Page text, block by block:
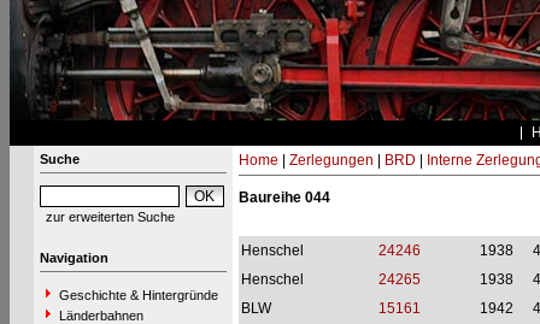
Suche
zur erweiterten Suche
Navigation
Geschichte & Hintergründe
Länderbahnen
Home Zerlegungen BRD Interne
Baureihe 044
Henschel 24246 1938
Henschel
24265 1938
BLW
15161 1942